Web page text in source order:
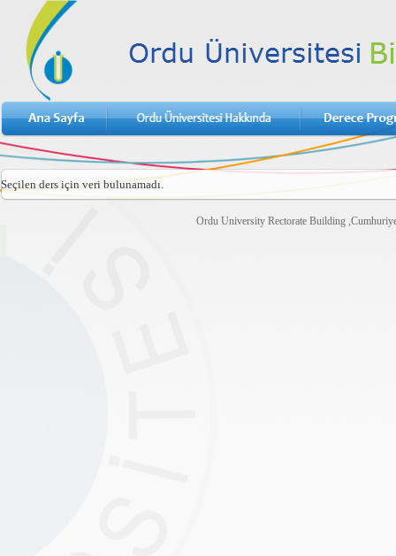
Seçilen ders için veri bulunamadı.
Ordu University Rectorate Building